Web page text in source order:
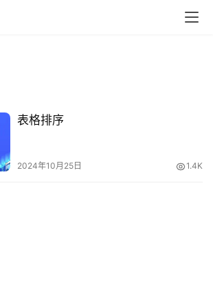
表格排序
2024年10月25日 1.4K